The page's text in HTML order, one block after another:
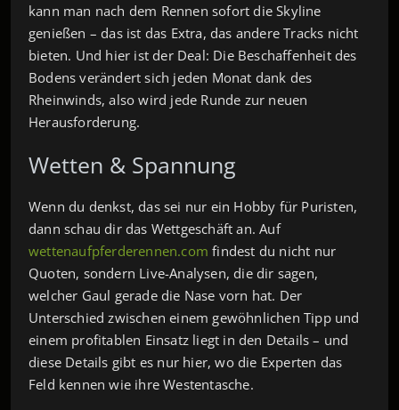
kann man nach dem Rennen sofort die Skyline
genießen – das ist das Extra, das andere Tracks nicht
bieten. Und hier ist der Deal: Die Beschaffenheit des
Bodens verändert sich jeden Monat dank des
Rheinwinds, also wird jede Runde zur neuen
Herausforderung.
Wetten & Spannung
Wenn du denkst, das sei nur ein Hobby für Puristen,
dann schau dir das Wettgeschäft an. Auf
wettenaufpferderennen.com findest du nicht nur
Quoten, sondern Live-Analysen, die dir sagen,
welcher Gaul gerade die Nase vorn hat. Der
Unterschied zwischen einem gewöhnlichen Tipp und
einem profitablen Einsatz liegt in den Details – und
diese Details gibt es nur hier, wo die Experten das
Feld kennen wie ihre Westentasche.